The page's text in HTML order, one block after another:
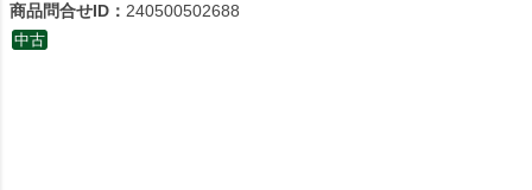
商品問合せID： 240500502688
中古